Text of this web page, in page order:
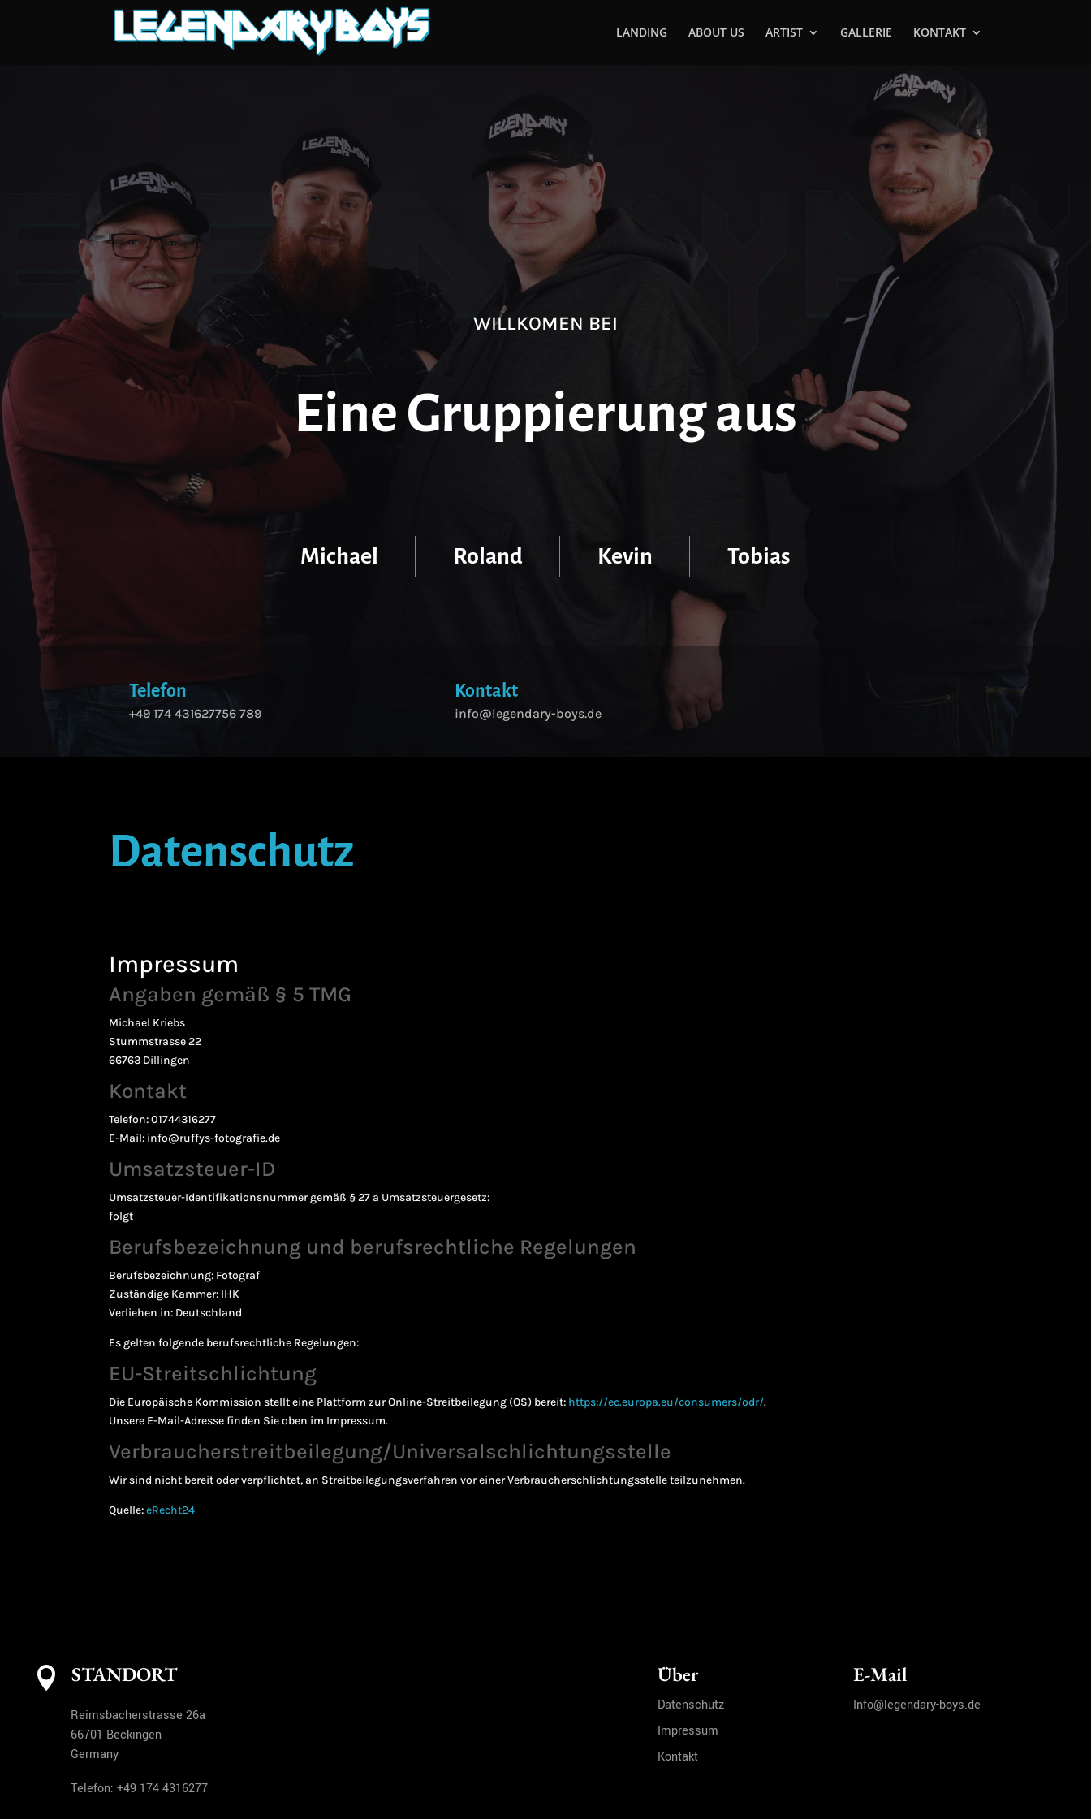
LANDING ABOUT US ARTIST GALLERIE KONTAKT
WILLKOMEN BEI
Eine Gruppierung aus
Michael Roland Kevin Tobias
Telefon
+49 174 431627756 789
Kontakt
info@legendary-boys.de
Datenschutz
Impressum
Angaben gemäß § 5 TMG
Michael Kriebs
Stummstrasse 22
66763 Dillingen
Kontakt
Telefon: 01744316277
E-Mail: info@ruffys-fotografie.de
Umsatzsteuer-ID
Umsatzsteuer-Identifikationsnummer gemäß § 27 a Umsatzsteuergesetz:
folgt
Berufsbezeichnung und berufsrechtliche Regelungen
Berufsbezeichnung: Fotograf
Zuständige Kammer: IHK
Verliehen in: Deutschland
Es gelten folgende berufsrechtliche Regelungen:
EU-Streitschlichtung
Die Europäische Kommission stellt eine Plattform zur Online-Streitbeilegung (OS) bereit: https://ec.europa.eu/consumers/odr/.
Unsere E-Mail-Adresse finden Sie oben im Impressum.
Verbraucher­streit­beilegung/Universal­schlichtungs­stelle
Wir sind nicht bereit oder verpflichtet, an Streitbeilegungsverfahren vor einer Verbraucherschlichtungsstelle teilzunehmen.
Quelle:eRecht24
 STANDORT
Reimsbacherstrasse 26a
66701 Beckingen
Germany
Telefon: +49 174 4316277
Über
Datenschutz
Impressum
Kontakt
E-Mail
Info@legendary-boys.de